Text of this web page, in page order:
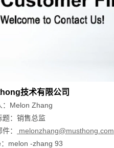
技术有限公司
：Melon Zhang
题：销售总监
：
melonzhang@musthong.com
melon -zhang 93